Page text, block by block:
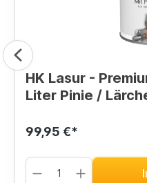
HK Lasur -
Liter Pinie /
99,95 €*